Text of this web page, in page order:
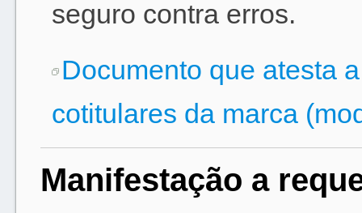
seguro contra erros.
Documento que atesta
cotitulares da marca
Manifestação a